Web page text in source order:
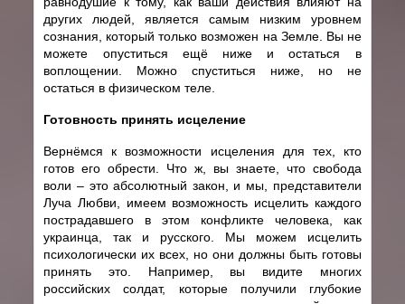
других людей, является самым низким уровнем
сознания, который только возможен на Земле. Вы не
можете опуститься ещё ниже и остаться в
воплощении. Можно спуститься ниже, но не
остаться в физическом теле.
Готовность принять исцеление
Вернёмся к возможности исцеления для тех, кто
готов его обрести. Что ж, вы знаете, что свобода
воли – это абсолютный закон, и мы, представители
Луча Любви, имеем возможность исцелить каждого
пострадавшего в этом конфликте человека, как
украинца, так и русского. Мы можем исцелить
психологически их всех, но они должны быть готовы
принять это. Например, вы видите многих
российских солдат, которые получили глубокие